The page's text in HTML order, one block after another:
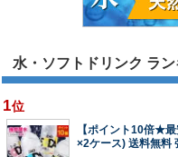
水・ソフトドリンク ラ
1位
【ポイント10倍★
×2ケース) 送料無料